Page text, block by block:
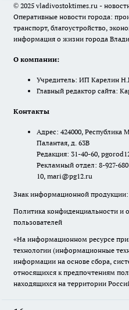
© 2025 vladivostoktimes.ru -
Оперативные новости города:
транспорт, благоустройство,
информация о жизни города
О компании:
Учредитель: ИП Карелин
Главный редактор сайта:
Контакты
Адрес: 424000,
Палантая, д. 63В
Редакция: 31-40-60,
Рекламный отдел: 8-927-
10, mari@pg12.ru
Знак информационной продукции:
Политика конфиденциальности и
пользователей
«На информационном ресурсе
технологии (информационные
информации на основе сбора,
относящихся к предпочтениям
находящихся на территории